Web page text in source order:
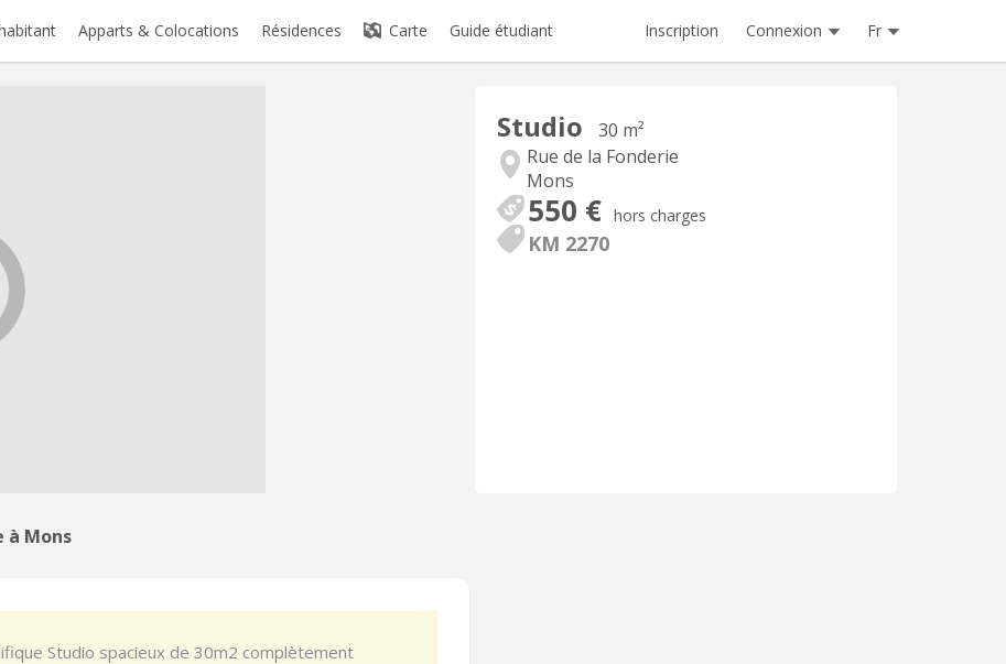
Apparts & Colocations Résidences Carte Guide étudiant Inscription Connexion Fr
Studio
30 m²
Rue de la Fonderie
Mons
550 € hors charges
KM 2270
à Mons
Studio spacieux de 30m2 complètement